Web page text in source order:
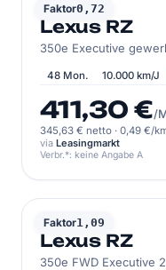
Faktor0,72
LEXUS
Lexus RZ
350e Executive
48 Mon. 10.000 km/J
411,30 €/
345,63 € netto · 0,49 €/
via Leasingmarkt
Verbr.*: keine Angabe A
Faktor1,09
LEXUS
Lexus RZ
350e FWD Executive